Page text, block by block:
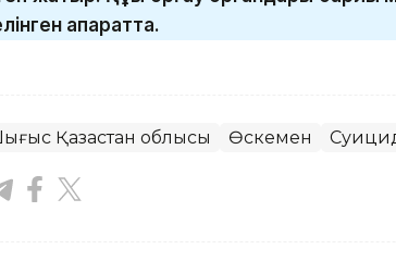
ақпаратта.
Қазақстан облысы Өскемен